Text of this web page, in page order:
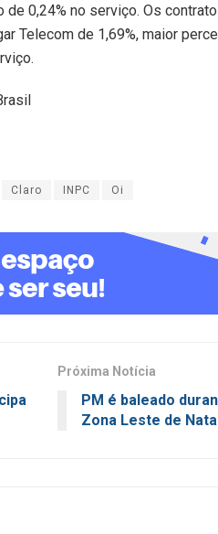
0,24% no serviço. Os
Telecom de 1,69%, maior
Claro INPC Oi
Próxima Notícia
PM é baleado
Zona Leste de